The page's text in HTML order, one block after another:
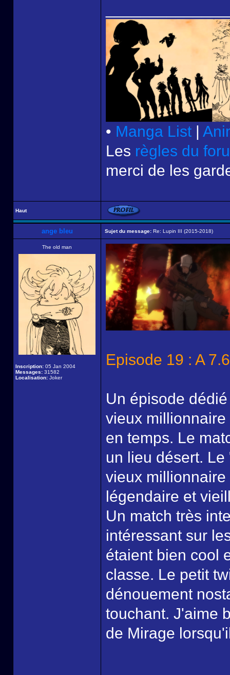
• Manga List |
Les règles du
merci de les
Haut
ange bleu Sujet du message: Re: Lupin III (2015-2018)
The old man
Inscription: 05 Jan 2004
Messages: 31582
Localisation: Joker
Episode 19 : A
Un épisode
vieux
en temps. Le
un lieu désert.
vieux
légendaire et
Un match très
intéressant sur
étaient bien cool
classe. Le petit
dénouement
touchant. J'aime
de Mirage